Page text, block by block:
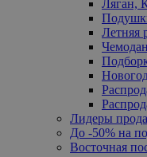
Ляган,
Летняя
Лидеры
До -50% на
Восточная